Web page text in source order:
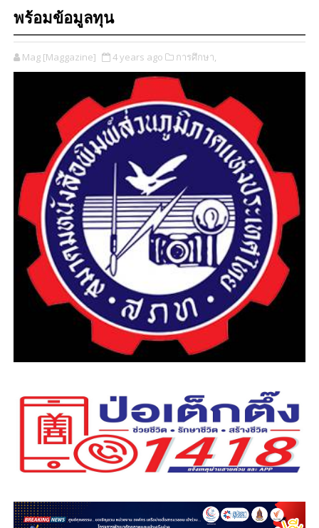
พร้อมข้อมูลทุน
Mag [Maggazine] 4 years ago การศึกษา,